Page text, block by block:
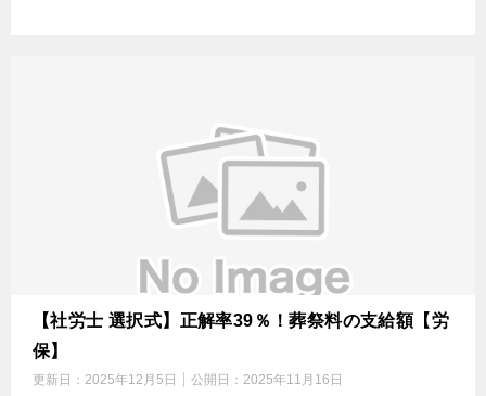
【社労士 選択式】正解率39％！葬祭料の支給額【労
保】
更新日： 2025年12月5日 公開日： 2025年11月16日